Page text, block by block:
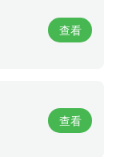
查看
查看